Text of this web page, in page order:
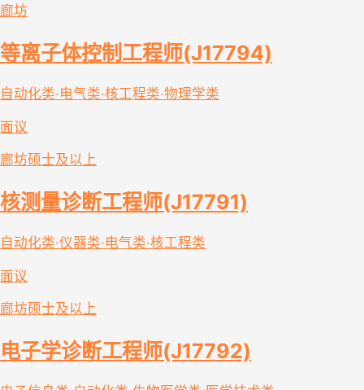
廊坊
等离子体控制工程师(J17794)
自动化类·电气类·核工程类·物理学类
面议
廊坊硕士及以上
核测量诊断工程师(J17791)
自动化类·仪器类·电气类·核工程类
面议
廊坊硕士及以上
电子学诊断工程师(J17792)